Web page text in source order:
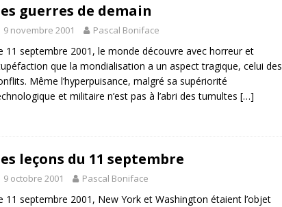
guerres de demain
9 novembre 2001 Pascal Boniface
11 septembre 2001, le monde découvre avec horreur et
que la mondialisation a un aspect tragique, celui des
Même l’hyperpuisance, malgré sa supériorité
et militaire n’est pas à l’abri des tumultes […]
leçons du 11 septembre
9 octobre 2001 Pascal Boniface
11 septembre 2001, New York et Washington étaient l’objet